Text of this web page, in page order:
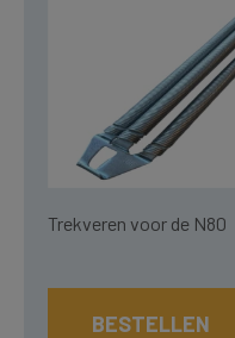
Trekveren voor de N80
BESTELLEN